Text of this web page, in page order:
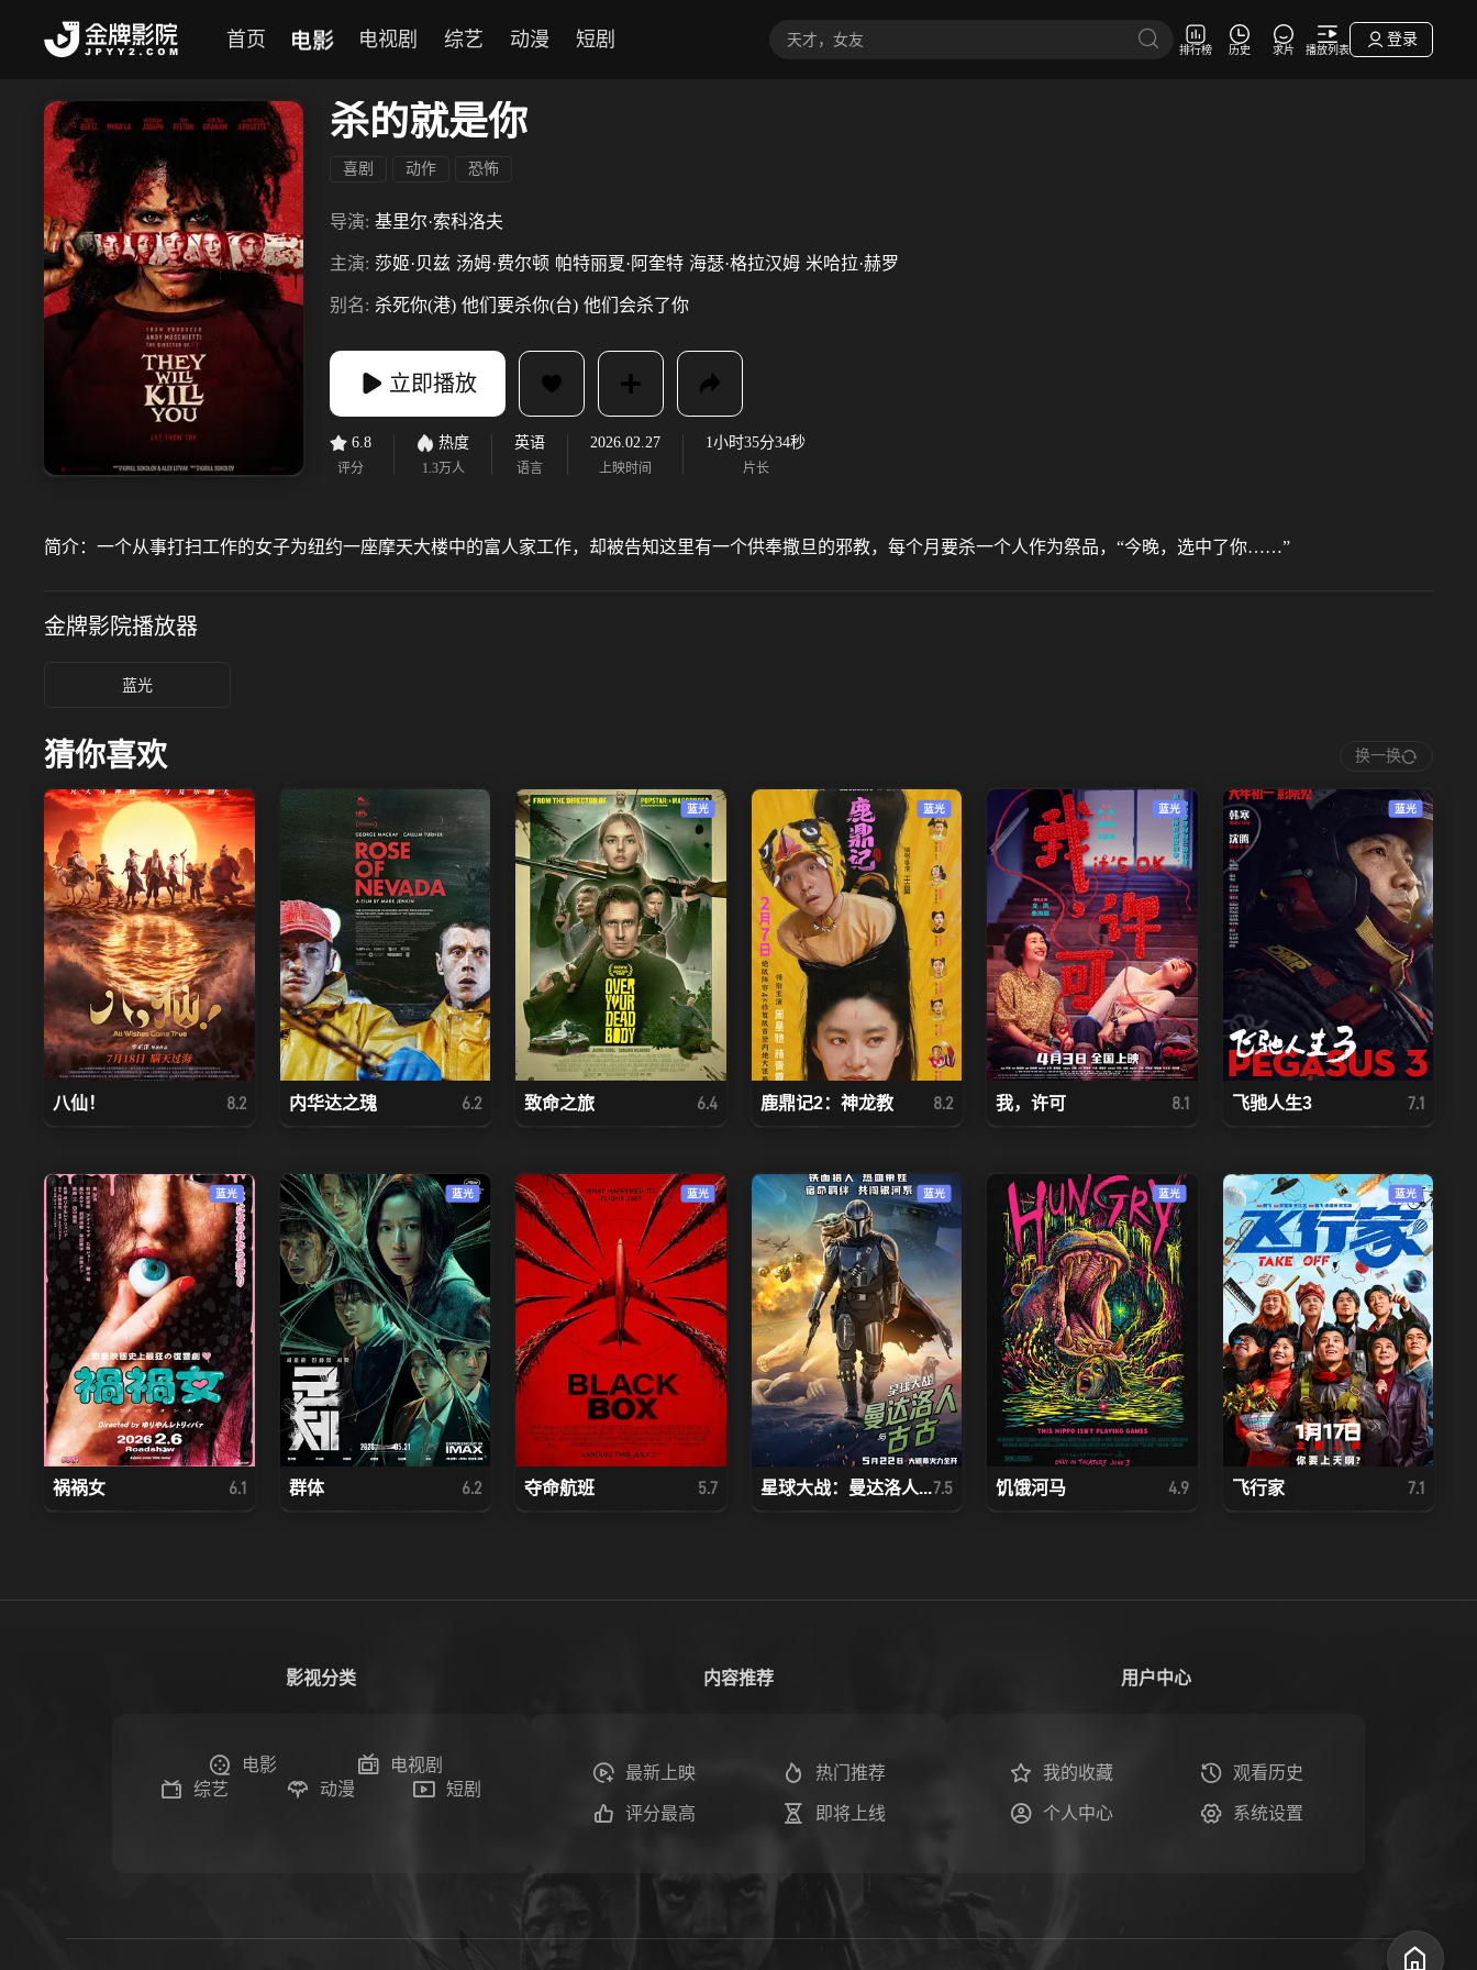
首页 电影 电视剧 综艺 动漫 短剧 排行榜 历史 求片 播放列表
登录
杀的就是你
喜剧 动作 恐怖
导演: 基里尔·索科洛夫
主演: 莎姬·贝兹 汤姆·费尔顿 帕特丽夏·阿奎特 海瑟·格拉汉姆 米哈拉·赫罗
别名: 杀死你(港) 他们要杀你(台) 他们会杀了你
立即播放
6.8
评分
热度
1.3万人
英语
语言
2026.02.27
上映时间
1小时35分34秒
片长
简介： 一个从事打扫工作的女子为纽约一座摩天大楼中的富人家工作，却被告知这里有一个供奉撒旦的邪教，每个月要杀一个人作为祭品，“今晚，选中了你……”
金牌影院播放器
蓝光
猜你喜欢 换一换
八仙！ 8.2 内华达之瑰 6.2
蓝光
致命之旅 6.4
蓝光
鹿鼎记2：神龙教 8.2
蓝光
我，许可 8.1
蓝光
飞驰人生3 7.1
蓝光
祸祸女 6.1
蓝光
群体 6.2
蓝光
夺命航班 5.7
蓝光
星球大战：曼达洛人...7.5
蓝光
饥饿河马 4.9
蓝光
飞行家 7.1
影视分类
电影
电视剧
综艺
动漫 短剧
内容推荐
最新上映 热门推荐
评分最高 即将上线
用户中心
我的收藏 观看历史
个人中心 系统设置